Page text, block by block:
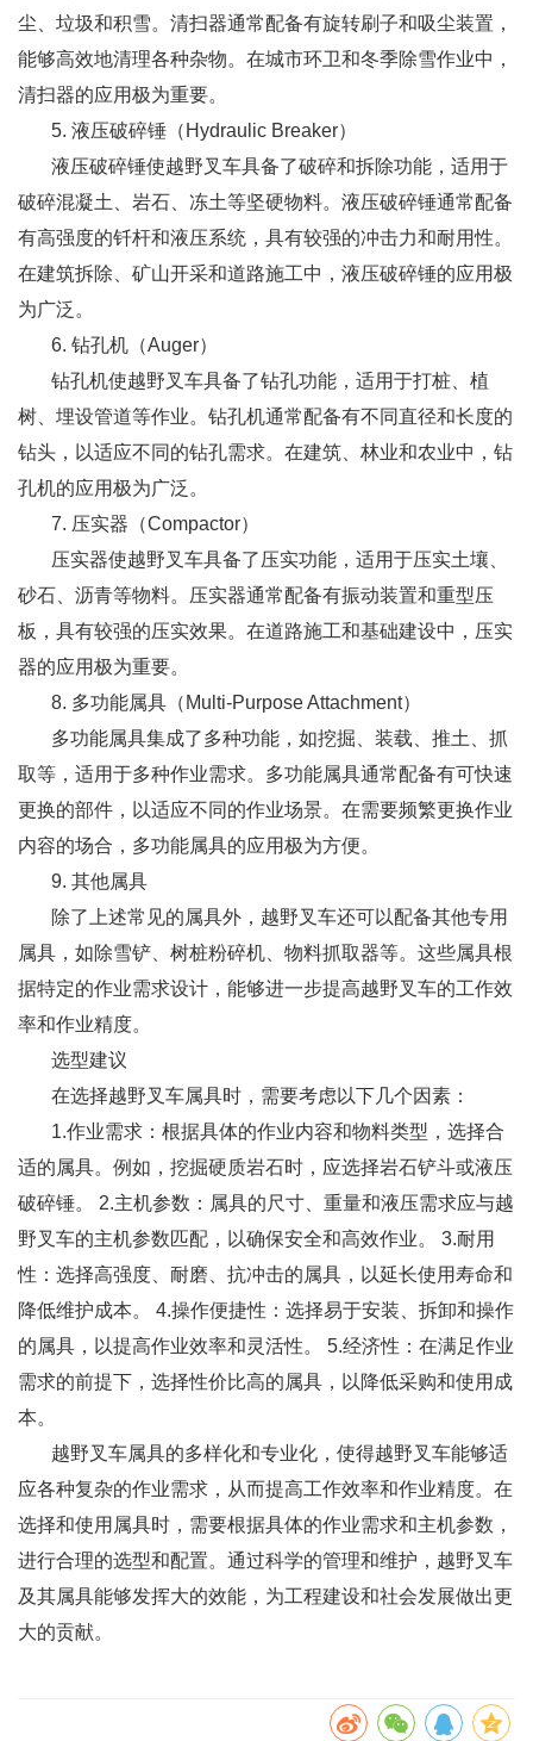
尘、垃圾和积雪。清扫器通常配备有旋转刷子和吸尘装置，
能够高效地清理各种杂物。在城市环卫和冬季除雪作业中，
清扫器的应用极为重要。
5. 液压破碎锤（Hydraulic Breaker）
液压破碎锤使越野叉车具备了破碎和拆除功能，适用于
破碎混凝土、岩石、冻土等坚硬物料。液压破碎锤通常配备
有高强度的钎杆和液压系统，具有较强的冲击力和耐用性。
在建筑拆除、矿山开采和道路施工中，液压破碎锤的应用极
为广泛。
6. 钻孔机（Auger）
钻孔机使越野叉车具备了钻孔功能，适用于打桩、植
树、埋设管道等作业。钻孔机通常配备有不同直径和长度的
钻头，以适应不同的钻孔需求。在建筑、林业和农业中，钻
孔机的应用极为广泛。
7. 压实器（Compactor）
压实器使越野叉车具备了压实功能，适用于压实土壤、
砂石、沥青等物料。压实器通常配备有振动装置和重型压
板，具有较强的压实效果。在道路施工和基础建设中，压实
器的应用极为重要。
8. 多功能属具（Multi-Purpose Attachment）
多功能属具集成了多种功能，如挖掘、装载、推土、抓
取等，适用于多种作业需求。多功能属具通常配备有可快速
更换的部件，以适应不同的作业场景。在需要频繁更换作业
内容的场合，多功能属具的应用极为方便。
9. 其他属具
除了上述常见的属具外，越野叉车还可以配备其他专用
属具，如除雪铲、树桩粉碎机、物料抓取器等。这些属具根
据特定的作业需求设计，能够进一步提高越野叉车的工作效
率和作业精度。
选型建议
在选择越野叉车属具时，需要考虑以下几个因素：
1.作业需求：根据具体的作业内容和物料类型，选择合
适的属具。例如，挖掘硬质岩石时，应选择岩石铲斗或液压
破碎锤。 2.主机参数：属具的尺寸、重量和液压需求应与越
野叉车的主机参数匹配，以确保安全和高效作业。 3.耐用
性：选择高强度、耐磨、抗冲击的属具，以延长使用寿命和
降低维护成本。 4.操作便捷性：选择易于安装、拆卸和操作
的属具，以提高作业效率和灵活性。 5.经济性：在满足作业
需求的前提下，选择性价比高的属具，以降低采购和使用成
本。
越野叉车属具的多样化和专业化，使得越野叉车能够适
应各种复杂的作业需求，从而提高工作效率和作业精度。在
选择和使用属具时，需要根据具体的作业需求和主机参数，
进行合理的选型和配置。通过科学的管理和维护，越野叉车
及其属具能够发挥大的效能，为工程建设和社会发展做出更
大的贡献。